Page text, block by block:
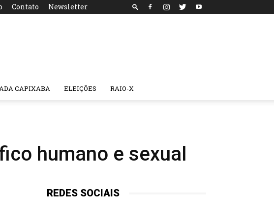
Contato Newsletter
CAPIXABA ELEIÇÕES RAIO-X
humano e sexual
REDES SOCIAIS